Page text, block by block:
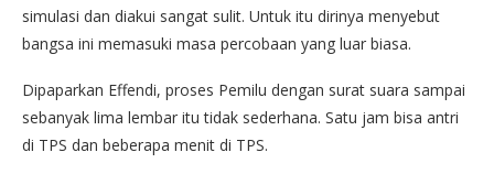
simulasi dan diakui sangat sulit. Untuk itu dirinya menyebut
bangsa ini memasuki masa percobaan yang luar biasa.
Dipaparkan Effendi, proses Pemilu dengan surat suara sampai
sebanyak lima lembar itu tidak sederhana. Satu jam bisa antri
di TPS dan beberapa menit di TPS.